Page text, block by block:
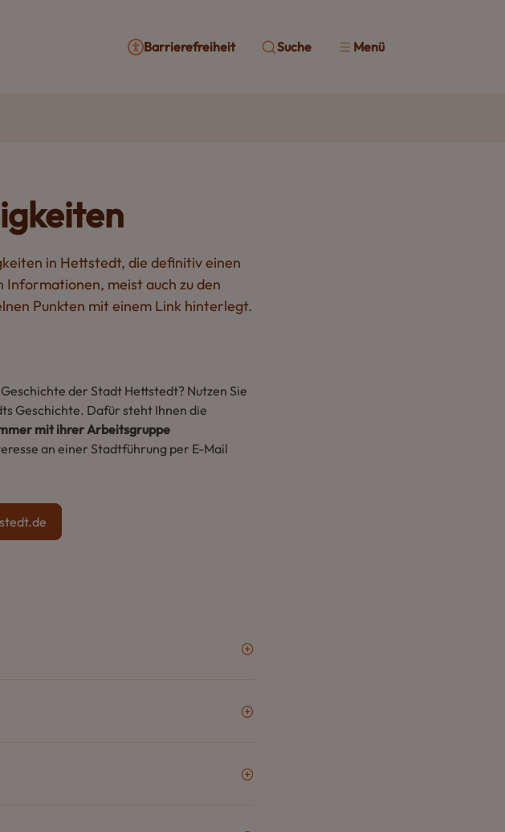
Barrierefreiheit Suche Menü
in Hettstedt, die definitiv einen
meist auch zu den
Punkten mit einem Link hinterlegt.
der Stadt Hettstedt? Nutzen Sie
Geschichte. Dafür steht Ihnen die
mit ihrer Arbeitsgruppe
an einer Stadtführung per E-Mail